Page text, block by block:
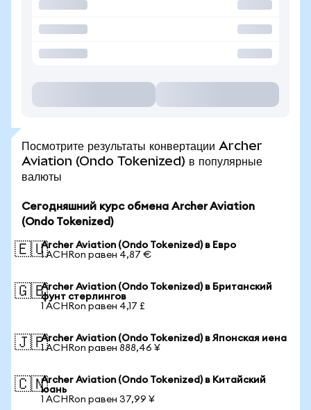
Посмотрите результаты конвертации Archer
Aviation (Ondo Tokenized) в популярные
валюты
Сегодняшний курс обмена Archer Aviation
(Ondo Tokenized)
🇪🇺Archer Aviation (Ondo Tokenized) в Евро
1 ACHRon равен 4,87 €
🇬🇧Archer Aviation (Ondo Tokenized) в Британский
фунт стерлингов
1 ACHRon равен 4,17 £
🇯🇵Archer Aviation (Ondo Tokenized) в Японская иена
1 ACHRon равен 888,46 ¥
🇨🇳Archer Aviation (Ondo Tokenized) в Китайский
юань
1 ACHRon равен 37,99 ¥